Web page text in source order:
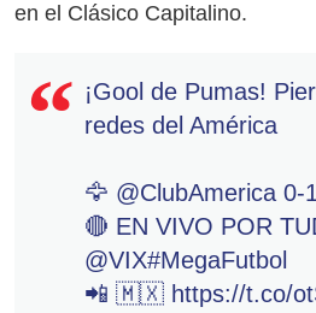
en el Clásico Capitalino.
¡Gool de Pumas!
redes del América
🦅 @ClubAmerica 0-1
🔴 EN VIVO POR
@VIX#MegaFutbol
📲 🇲🇽 https://t.co/